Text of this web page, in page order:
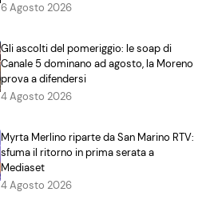
6 Agosto 2026
Gli ascolti del pomeriggio: le soap di
Canale 5 dominano ad agosto, la Moreno
prova a difendersi
4 Agosto 2026
Myrta Merlino riparte da San Marino RTV:
sfuma il ritorno in prima serata a
Mediaset
4 Agosto 2026